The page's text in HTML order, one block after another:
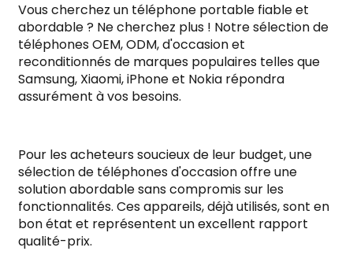
Vous cherchez un téléphone portable fiable et
abordable ? Ne cherchez plus ! Notre sélection de
téléphones OEM, ODM, d'occasion et
reconditionnés de marques populaires telles que
Samsung, Xiaomi, iPhone et Nokia répondra
assurément à vos besoins.
Pour les acheteurs soucieux de leur budget, une
sélection de téléphones d'occasion offre une
solution abordable sans compromis sur les
fonctionnalités. Ces appareils, déjà utilisés, sont en
bon état et représentent un excellent rapport
qualité-prix.